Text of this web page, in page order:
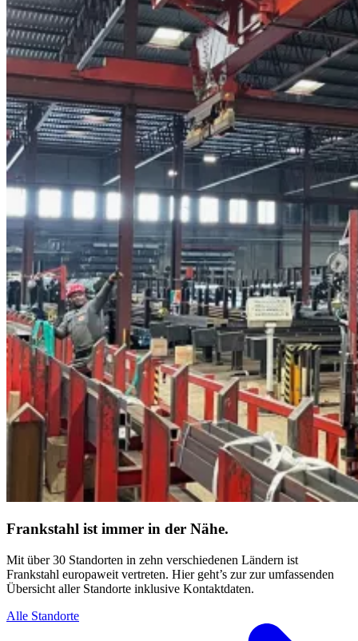
Frankstahl ist immer in der Nähe.
Mit über 30 Standorten in zehn verschiedenen Ländern ist
Frankstahl europaweit vertreten. Hier geht’s zur zur umfassenden
Übersicht aller Standorte inklusive Kontaktdaten.
Alle Standorte